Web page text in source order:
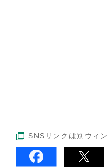
SNSリンクは別ウィン